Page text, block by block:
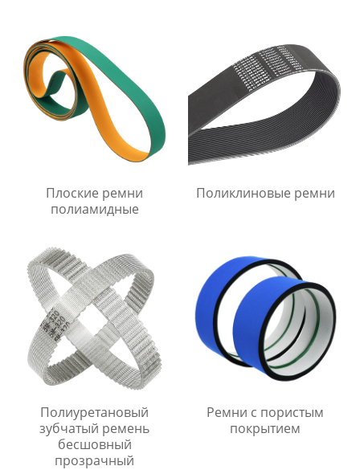
Плоские ремни
полиамидные
Поликлиновые ремни
Полиуретановый
зубчатый ремень
бесшовный
прозрачный
Ремни с пористым
покрытием